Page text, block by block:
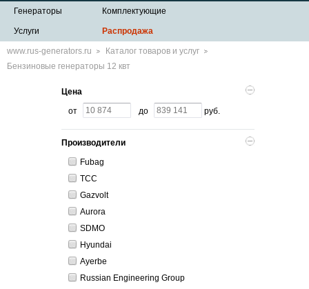
Генераторы Комплектующие
Услуги Распродажа
www.rus-generators.ru
Каталог товаров и услуг
Бензиновые генераторы 12 квт
Цена
от до руб.
Производители
Fubag
ТСС
Gazvolt
Aurora
SDMO
Hyundai
Ayerbe
Russian Engineering Group